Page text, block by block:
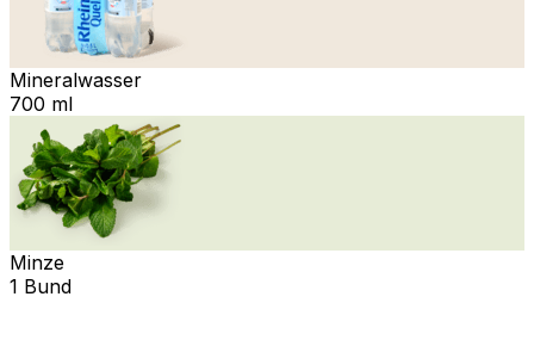
Mineralwasser
700 ml
Minze
1 Bund